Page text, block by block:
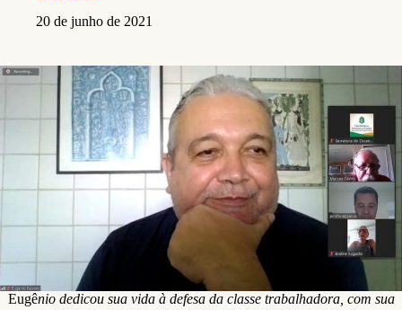
20 de junho de 2021
Eugênio dedicou sua vida à defesa da classe trabalhadora, com sua